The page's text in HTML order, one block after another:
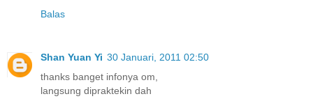
Balas
Shan Yuan Yi 30 Januari, 2011 02:50
thanks banget infonya om,
langsung dipraktekin dah